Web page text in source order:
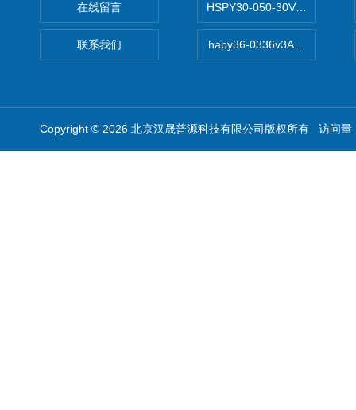
在线留言
联系我们
HSPY30-050-30V/-05A可调
hapy36-0336v3A高精度小型
Copyright © 2026 北京汉晟普源科技有限公司版权所有 访问量